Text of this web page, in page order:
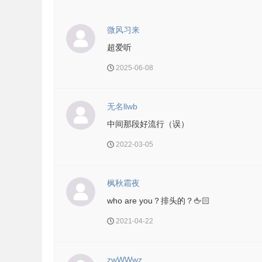
微风习来
超爱听
2025-06-08
无名llwb
中间那段好流行（误）
2022-03-05
枫秋霜夜
who are you？排头的？🖕🏻
2021-04-22
zwWWwz